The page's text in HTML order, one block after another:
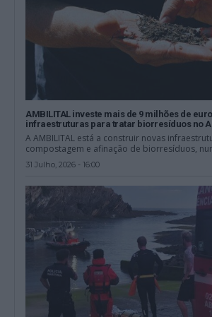
AMBILITAL investe mais de 9 milhões de
infraestruturas para tratar biorresíduos no
A AMBILITAL está a construir novas
compostagem e afinação de biorresíduos,
31 Julho, 2026 - 16:00